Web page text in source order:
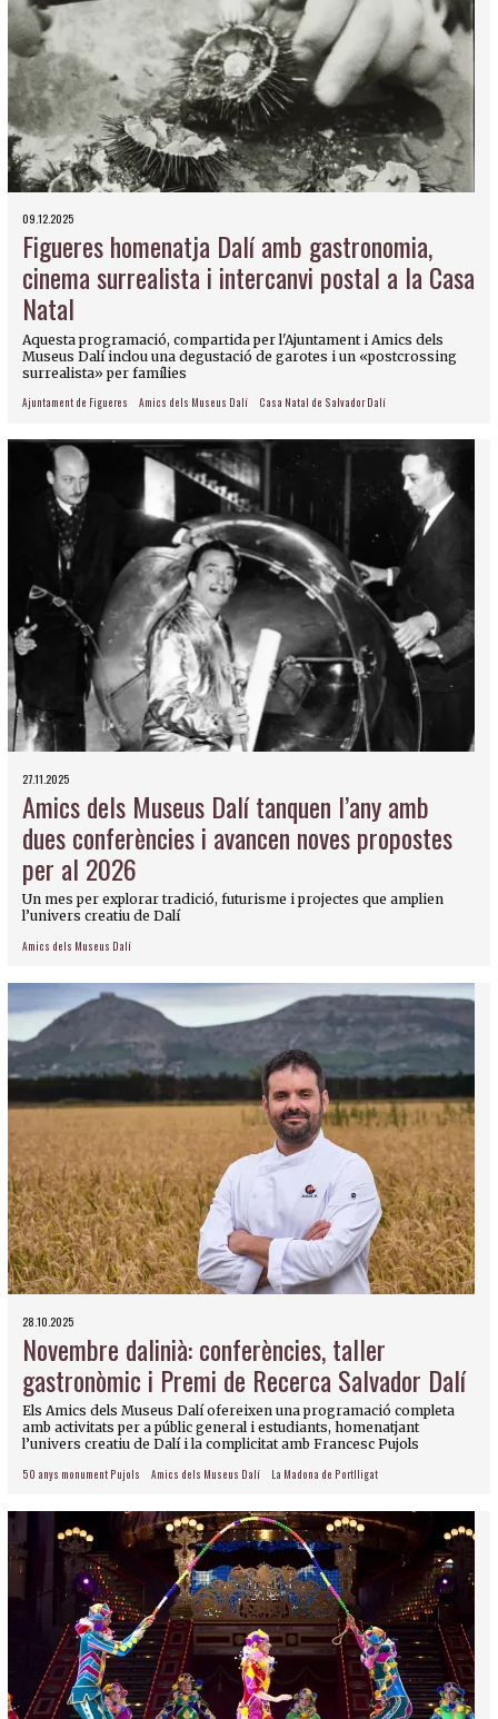
09.12.2025
Figueres homenatja Dalí amb gastronomia,
cinema surrealista i intercanvi postal a la Casa
Natal
Aquesta programació, compartida per l'Ajuntament i Amics dels
Museus Dalí inclou una degustació de garotes i un «postcrossing
surrealista» per famílies
Ajuntament de Figueres Amics dels Museus Dalí Casa Natal de Salvador Dalí
27.11.2025
Amics dels Museus Dalí tanquen l’any amb
dues conferències i avancen noves propostes
per al 2026
Un mes per explorar tradició, futurisme i projectes que amplien
l’univers creatiu de Dalí
Amics dels Museus Dalí
28.10.2025
Novembre dalinià: conferències, taller
gastronòmic i Premi de Recerca Salvador Dalí
Els Amics dels Museus Dalí ofereixen una programació completa
amb activitats per a públic general i estudiants, homenatjant
l’univers creatiu de Dalí i la complicitat amb Francesc Pujols
50 anys monument Pujols Amics dels Museus Dalí La Madona de Portlligat